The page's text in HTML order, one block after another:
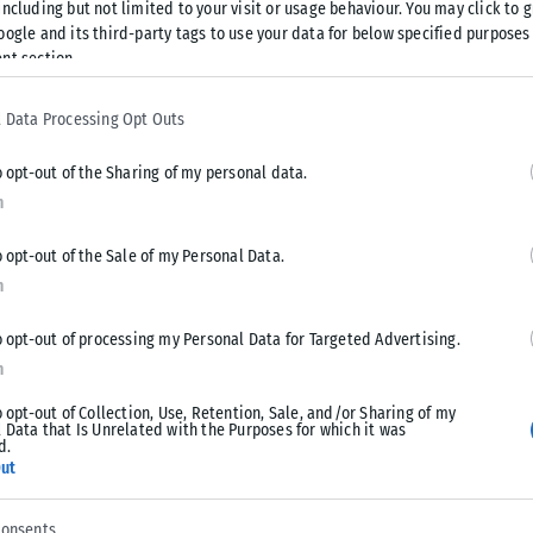
but not limited to your visit or usage behaviour. You may click to
and its third-party tags to use your data for below specified
section.
Data Processing Opt Outs
opt-out of the Sharing of my personal data.
opt-out of the Sale of my Personal Data.
opt-out of processing my Personal Data for Targeted Advertising.
opt-out of Collection, Use, Retention, Sale, and/or Sharing of my
Data that Is Unrelated with the Purposes for which it was
εκμετάλλευσης.
άνοιξε το μικρό μαγαζί του Παναγιώτη Κωτσόβολου,
με δόσεις προϊόντα όπως ραδιόφωνα και
κάθε μοντέρνου νοικοκυριού έπειτα από τον σταδιακό